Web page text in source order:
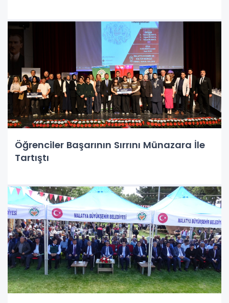
Öğrenciler Başarının Sırrını Münazara İle
Tartıştı